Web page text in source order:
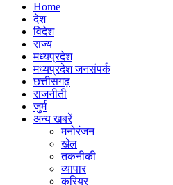
Home
देश
विदेश
राज्य
मध्यप्रदेश
मध्यप्रदेश जनसंपर्क
छत्तीसगढ़
राजनीती
जुर्म
अन्य खबरें
मनोरंजन
खेल
तकनीकी
व्यापार
करियर